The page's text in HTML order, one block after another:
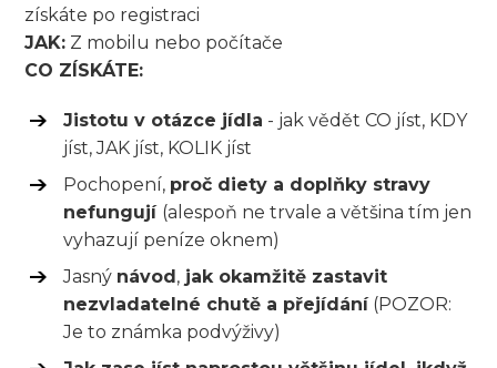
získáte po registraci
JAK: Z mobilu nebo počítače
CO ZÍSKÁTE:
Jistotu v otázce jídla - jak vědět CO jíst, KDY
jíst, JAK jíst, KOLIK jíst
Pochopení, proč diety a doplňky stravy
nefungují (alespoň ne trvale a většina tím jen
vyhazují peníze oknem)
Jasný návod, jak okamžitě zastavit
nezvladatelné chutě a přejídání(POZOR:
Je to známka podvýživy)